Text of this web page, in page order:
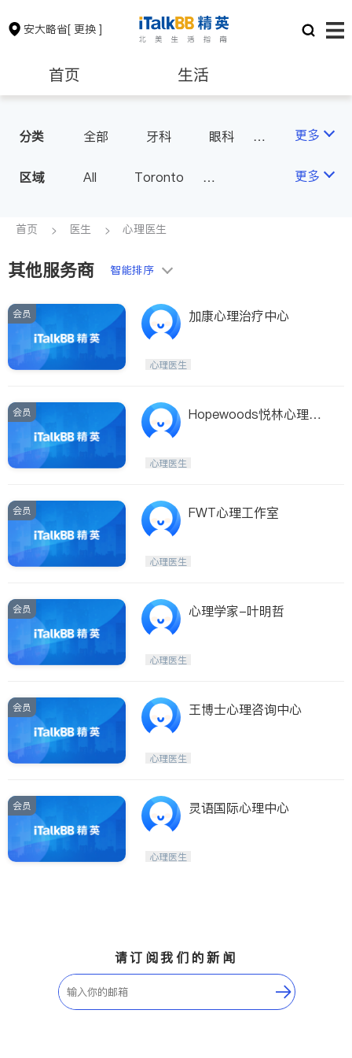
安大略省[ 更换 ]
首页 生活
保险理财 房地产租售
银行贷款
建筑装修
分类 全部 牙科
眼科
耳鼻喉科
医生-其它
家庭医生
更多
区域 All
Toronto
Scarborough
North York
Brampton
Kitchener
Newmarket
Stouffville
Maple
Waterloo
Guelph
Ajax
Oshawa
Niagara Falls
Pickering
Concord
Port Perry
King
更多
首页 医生 心理医生
其他服务商 智能排序
会员 加康心理治疗中心
心理医生
会员
Hopewoods悦林心理诊
心理医生
会员 FWT心理工作室
心理医生
会员 心理学家-叶明哲
心理医生
会员 王博士心理咨询中心
心理医生
会员 灵语国际心理中心
心理医生
请订阅我们的新闻